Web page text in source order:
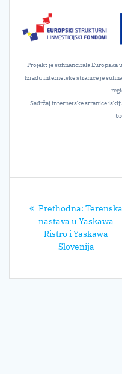
Projekt je sufinancirala Europska
Izradu internetske stranice je
Sadržaj internetske stranice
objava
Prethodna: Prethodni
post:
Terenska
nastava u Yaskawa
Ristro i Yaskawa
Slovenija